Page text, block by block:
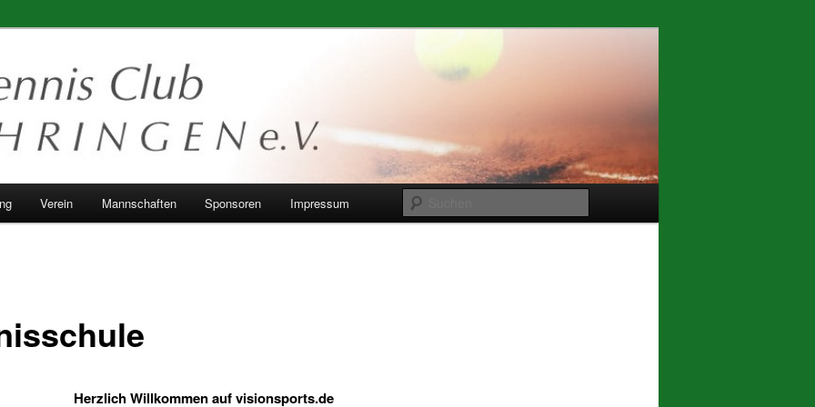
Verein Mannschaften Sponsoren Impressum
Herzlich Willkommen auf visionsports.de